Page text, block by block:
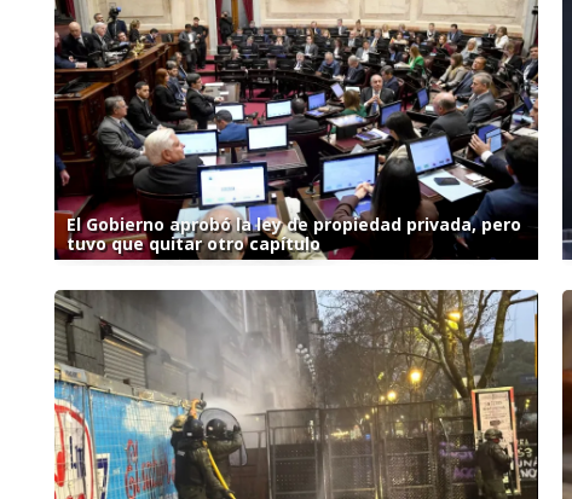
El Gobierno aprobó la ley de propiedad privada, pero
tuvo que quitar otro capítulo